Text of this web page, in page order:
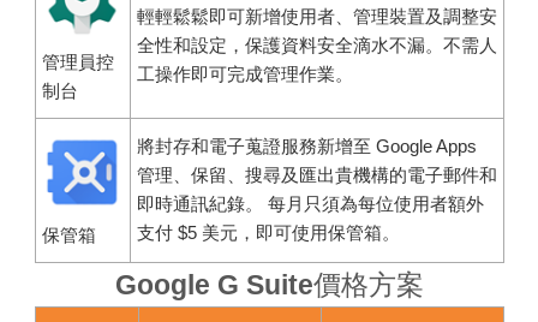
管理員控
制台
輕輕鬆鬆即可新增使用者、管理裝置及調整安
全性和設定，保護資料安全滴水不漏。不需人
工操作即可完成管理作業。
保管箱
將封存和電子蒐證服務新增至 Google Apps
管理、保留、搜尋及匯出貴機構的電子郵件和
即時通訊紀錄。 每月只須為每位使用者額外
支付 $5 美元，即可使用保管箱。
Google G Suite價格方案